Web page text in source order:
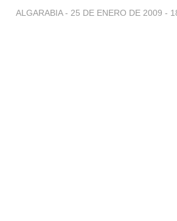
ALGARABIA - 25 DE ENERO DE 2009 -